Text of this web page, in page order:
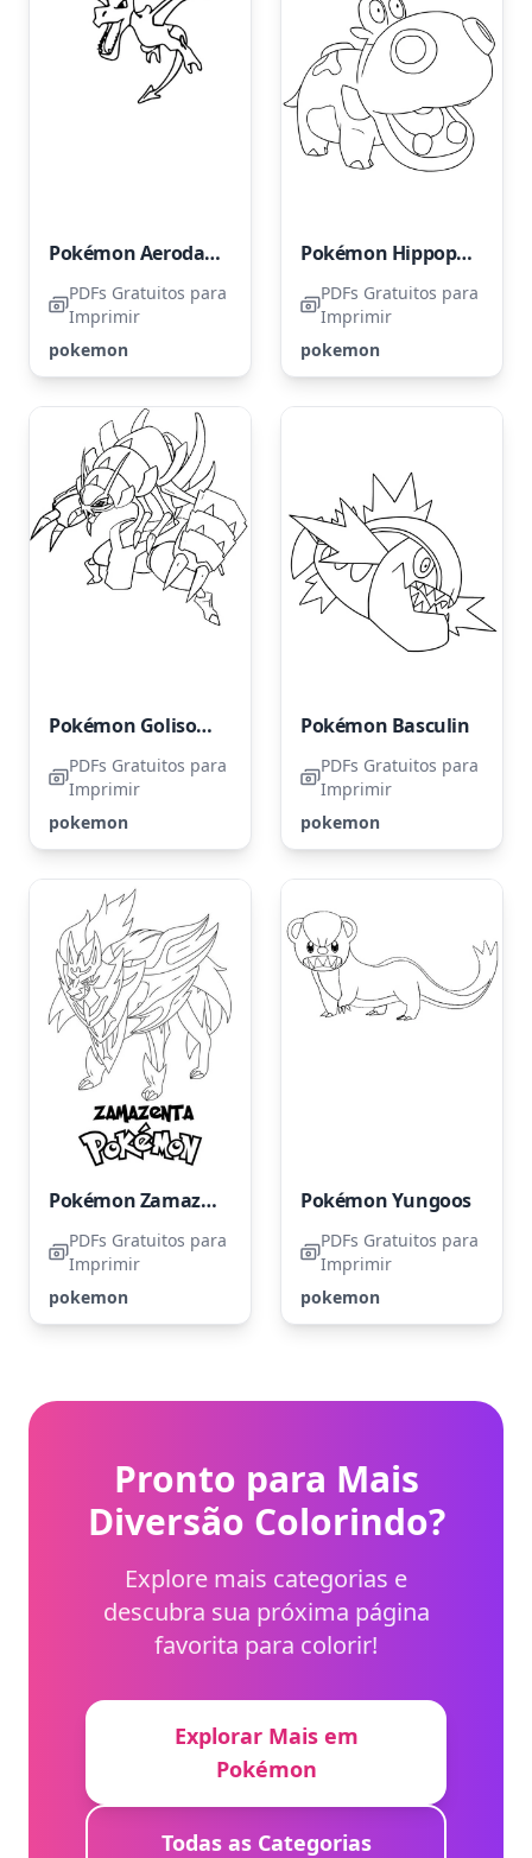
Pokémon Aerodactyl
PDFs Gratuitos para
Imprimir
pokemon
Pokémon Hippopotas
PDFs Gratuitos para
Imprimir
pokemon
Pokémon Golisopod
PDFs Gratuitos para
Imprimir
pokemon
Pokémon Basculin
PDFs Gratuitos para
Imprimir
pokemon
Pokémon Zamazenta
PDFs Gratuitos para
Imprimir
pokemon
Pokémon Yungoos
PDFs Gratuitos para
Imprimir
pokemon
Pronto para Mais
Diversão Colorindo?
Explore mais categorias e
descubra sua próxima página
favorita para colorir!
Explorar Mais em
Pokémon
Todas as Categorias